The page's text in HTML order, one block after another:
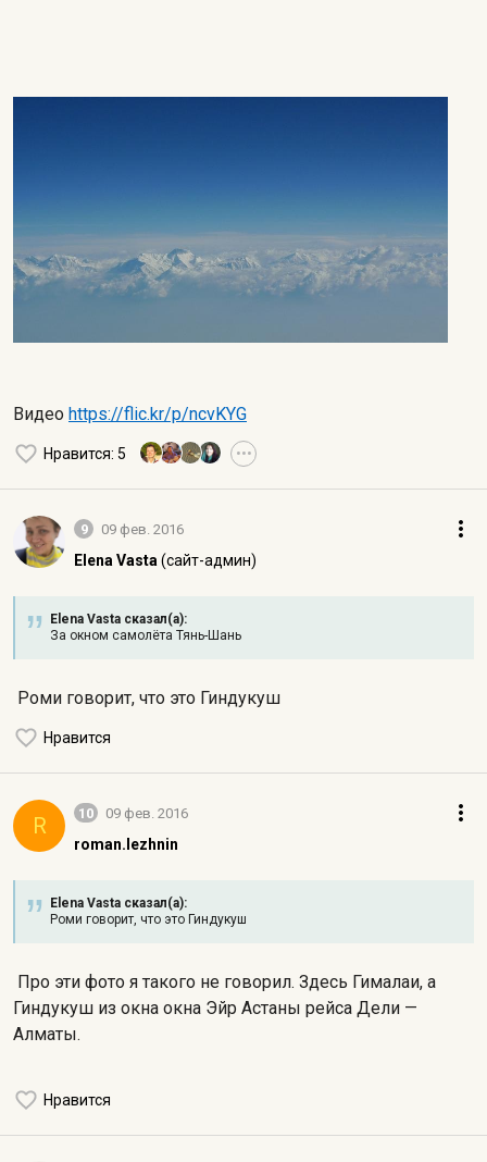
Видео https://flic.kr/p/ncvKYG
Нравится: 5 •••
9 09 фев. 2016
Elena Vasta (сайт-админ)
Elena Vasta сказал(а):
За окном самолёта Тянь-Шань
Роми говорит, что это Гиндукуш
Нравится
R 10 09 фев. 2016
roman.lezhnin
Elena Vasta сказал(а):
Роми говорит, что это Гиндукуш
Про эти фото я такого не говорил. Здесь Гималаи, а
Гиндукуш из окна окна Эйр Астаны рейса Дели —
Алматы.
Нравится